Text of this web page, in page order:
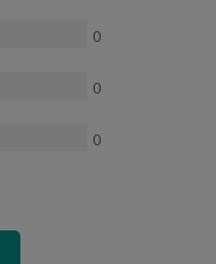
0
0
0